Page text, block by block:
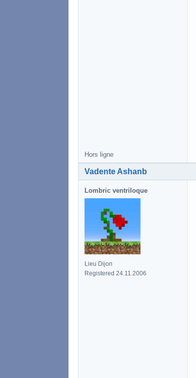
Hors ligne
Vadente Ashanb
Lombric ventriloque
Lieu Dijon
Registered 24.11.2006